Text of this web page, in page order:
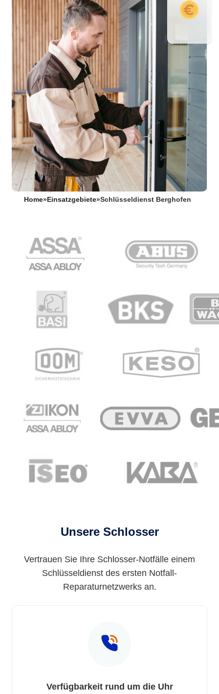
Home» Einsatzgebiete»Schlüsseldienst Berghofen
Unsere Schlosser
Vertrauen Sie Ihre Schlosser-Notfälle einem
Schlüsseldienst des ersten Notfall-
Reparaturnetzwerks an.
Verfügbarkeit rund um die Uhr